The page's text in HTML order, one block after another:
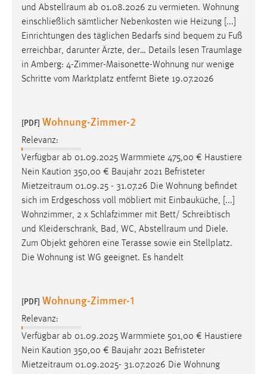
und Abstellraum ab 01.08.2026 zu vermieten. Wohnung
einschließlich sämtlicher Nebenkosten wie Heizung [...]
Einrichtungen des täglichen Bedarfs sind bequem zu Fuß
erreichbar, darunter Ärzte, der… Details lesen Traumlage
in Amberg: 4-Zimmer-Maisonette-Wohnung nur wenige
Schritte vom Marktplatz entfernt Biete 19.07.2026
[PDF] Wohnung-Zimmer-2
Relevanz:
Verfügbar ab 01.09.2025 Warmmiete 475,00 € Haustiere
Nein Kaution 350,00 € Baujahr 2021 Befristeter
Mietzeitraum 01.09.25 - 31.07.26 Die Wohnung befindet
sich im Erdgeschoss voll möbliert mit Einbauküche, [...]
Wohnzimmer, 2 x Schlafzimmer mit Bett/ Schreibtisch
und Kleiderschrank, Bad, WC, Abstellraum und Diele.
Zum Objekt gehören eine Terasse sowie ein Stellplatz.
Die Wohnung ist WG geeignet. Es handelt
[PDF] Wohnung-Zimmer-1
Relevanz:
Verfügbar ab 01.09.2025 Warmmiete 501,00 € Haustiere
Nein Kaution 350,00 € Baujahr 2021 Befristeter
Mietzeitraum 01.09.2025- 31.07.2026 Die Wohnung